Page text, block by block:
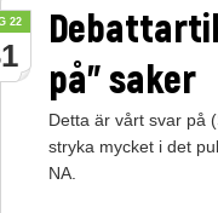
på” saker
22
Detta är vårt svar på
stryka mycket i det
NA.